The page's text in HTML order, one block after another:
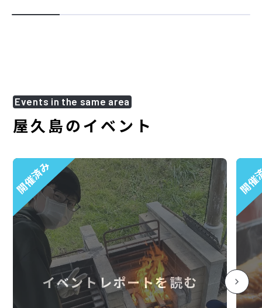
Events in the same area
屋久島のイベント
開催済み
イベントレポートを読む
開